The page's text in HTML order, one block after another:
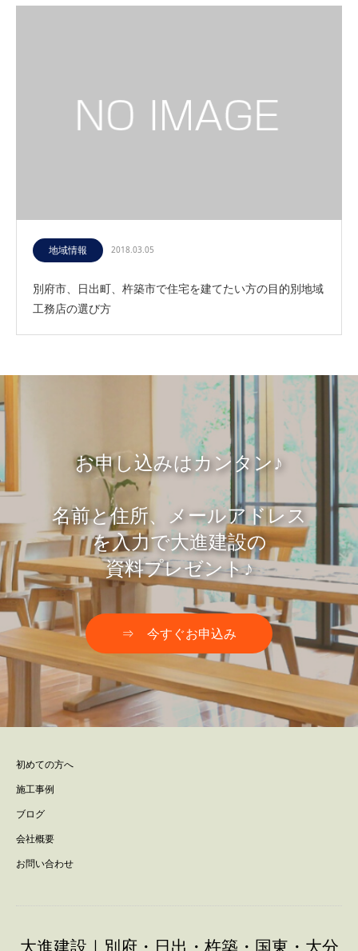
地域情報 2018.03.05
別府市、日出町、杵築市で住宅を建てたい方の目的別地域
工務店の選び方
お申し込みはカンタン♪
名前と住所、メールアドレス
を入力で大進建設の
資料プレゼント♪
⇒ 今すぐお申込み
初めての方へ
施工事例
ブログ
会社概要
お問い合わせ
大進建設｜別府・日出・杵築・国東・大分